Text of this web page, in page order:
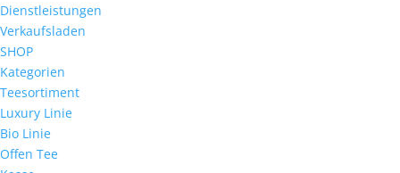
Dienstleistungen
Verkaufsladen
SHOP
Kategorien
Teesortiment
Luxury Linie
Bio Linie
Offen Tee